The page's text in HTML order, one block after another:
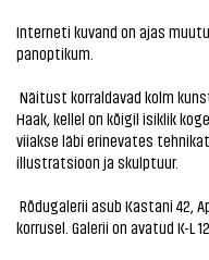
Interneti kuvand on ajas
panoptikum.
Näitust korraldavad kolm
Haak, kellel on kõigil isiklik
viiakse läbi erinevates
illustratsioon ja skulptuur.
Rõdugalerii asub Kastani 42,
korrusel. Galerii on avatud K-L